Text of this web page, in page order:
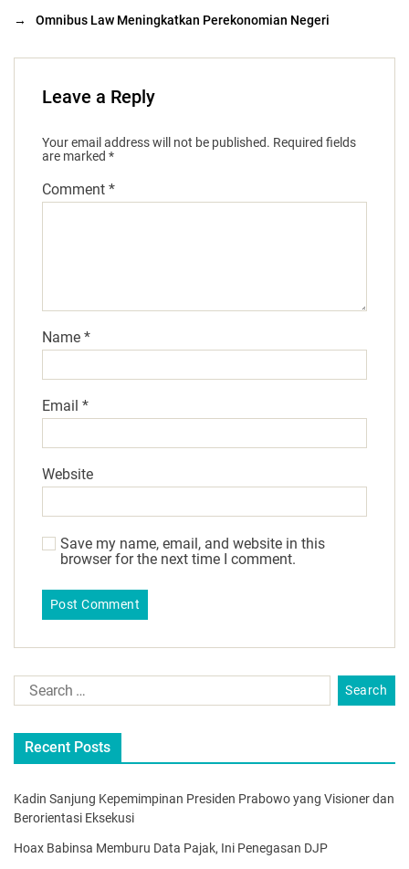
→
Omnibus Law Meningkatkan Perekonomian Negeri
Leave a Reply
Your email address will not be published. Required fields
are marked *
Comment *
Name *
Email *
Website
Save my name, email, and website in this
browser for the next time I comment.
Recent Posts
Kadin Sanjung Kepemimpinan Presiden Prabowo yang Visioner dan
Berorientasi Eksekusi
Hoax Babinsa Memburu Data Pajak, Ini Penegasan DJP